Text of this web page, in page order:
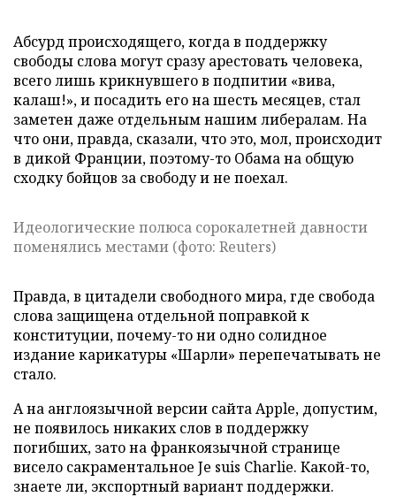
Абсурд происходящего, когда в поддержку
свободы слова могут сразу арестовать человека,
всего лишь крикнувшего в подпитии «вива,
калаш!», и посадить его на шесть месяцев, стал
заметен даже отдельным нашим либералам. На
что они, правда, сказали, что это, мол, происходит
в дикой Франции, поэтому-то Обама на общую
сходку бойцов за свободу и не поехал.
Идеологические полюса сорокалетней давности
поменялись местами (фото: Reuters)
Правда, в цитадели свободного мира, где свобода
слова защищена отдельной поправкой к
конституции, почему-то ни одно солидное
издание карикатуры «Шарли» перепечатывать не
стало.
А на англоязычной версии сайта Apple, допустим,
не появилось никаких слов в поддержку
погибших, зато на франкоязычной странице
висело сакраментальное Je suis Charlie. Какой-то,
знаете ли, экспортный вариант поддержки.